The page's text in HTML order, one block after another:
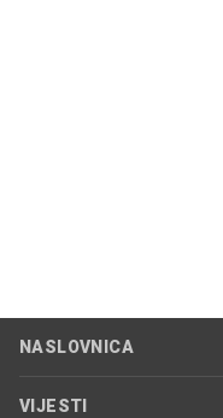
NASLOVNICA
VIJESTI